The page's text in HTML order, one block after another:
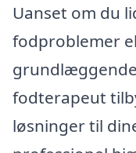
Uanset om du
fodproblemer
fodterapeut
løsninger til